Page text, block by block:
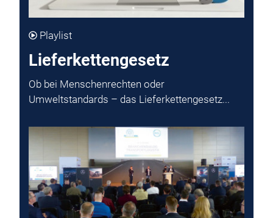
Playlist
Lieferkettengesetz
Ob bei Menschenrechten oder
Umweltstandards – das Lieferkettengesetz...